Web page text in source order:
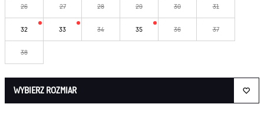
26 27 28 29 30 31
32 33 34 35 36 37
38
WYBIERZ ROZMIAR